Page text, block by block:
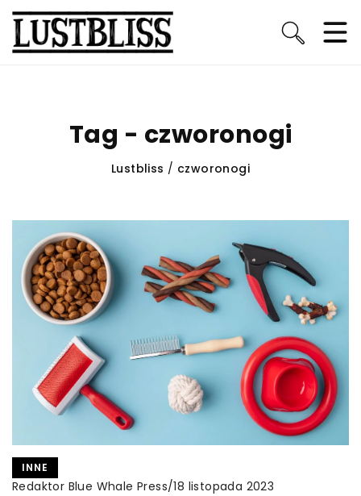
Tag - czworonogi
Lustbliss / czworonogi
INNE
Redaktor Blue Whale Press/18 listopada 2023